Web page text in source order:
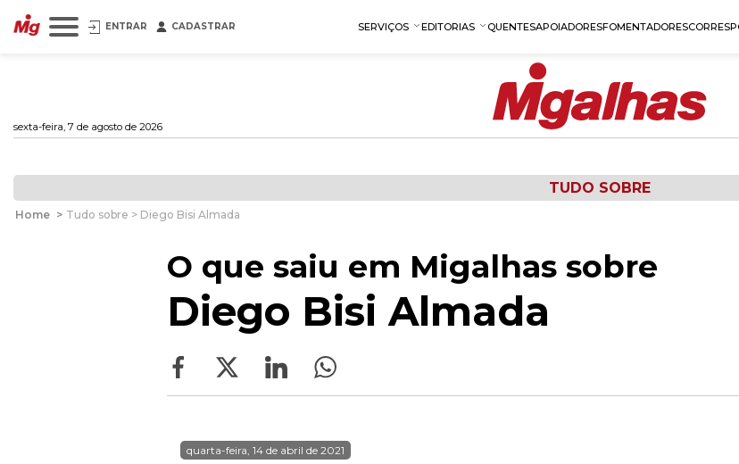
ENTRAR CADASTRAR SERVIÇOS EDITORIAS QUENTESAPOIADORESFOMENTADORES
sexta-feira, 7 de agosto de 2026
TUDO SOBRE
Home > Tudo sobre > Diego Bisi Almada
O que saiu em Migalhas sobre
Diego Bisi Almada
quarta-feira, 14 de abril de 2021